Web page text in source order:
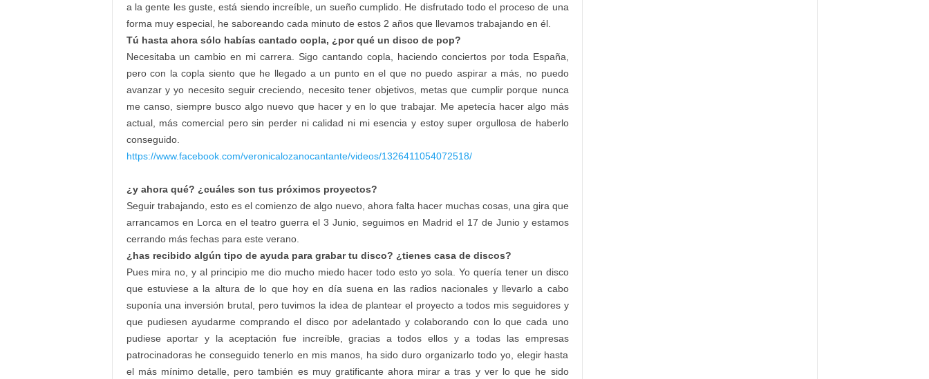
a la gente les guste, está siendo increíble, un sueño cumplido. He disfrutado todo el proceso de una
forma muy especial, he saboreando cada minuto de estos 2 años que llevamos trabajando en él.
Tú hasta ahora sólo habías cantado copla, ¿por qué un disco de pop?
Necesitaba un cambio en mi carrera. Sigo cantando copla, haciendo conciertos por toda España,
pero con la copla siento que he llegado a un punto en el que no puedo aspirar a más, no puedo
avanzar y yo necesito seguir creciendo, necesito tener objetivos, metas que cumplir porque nunca
me canso, siempre busco algo nuevo que hacer y en lo que trabajar. Me apetecía hacer algo más
actual, más comercial pero sin perder ni calidad ni mi esencia y estoy super orgullosa de haberlo
conseguido.
https://www.facebook.com/veronicalozanocantante/videos/1326411054072518/
¿y ahora qué? ¿cuáles son tus próximos proyectos?
Seguir trabajando, esto es el comienzo de algo nuevo, ahora falta hacer muchas cosas, una gira que
arrancamos en Lorca en el teatro guerra el 3 Junio, seguimos en Madrid el 17 de Junio y estamos
cerrando más fechas para este verano.
¿has recibido algún tipo de ayuda para grabar tu disco? ¿tienes casa de discos?
Pues mira no, y al principio me dio mucho miedo hacer todo esto yo sola. Yo quería tener un disco
que estuviese a la altura de lo que hoy en día suena en las radios nacionales y llevarlo a cabo
suponía una inversión brutal, pero tuvimos la idea de plantear el proyecto a todos mis seguidores y
que pudiesen ayudarme comprando el disco por adelantado y colaborando con lo que cada uno
pudiese aportar y la aceptación fue increíble, gracias a todos ellos y a todas las empresas
patrocinadoras he conseguido tenerlo en mis manos, ha sido duro organizarlo todo yo, elegir hasta
el más mínimo detalle, pero también es muy gratificante ahora mirar a tras y ver lo que he sido